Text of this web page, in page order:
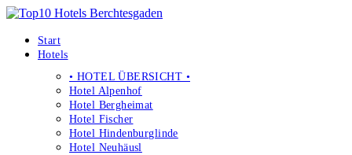
Start
Hotels
• HOTEL ÜBERSICHT •
Hotel Alpenhof
Hotel Bergheimat
Hotel Fischer
Hotel Hindenburglinde
Hotel Neuhäusl